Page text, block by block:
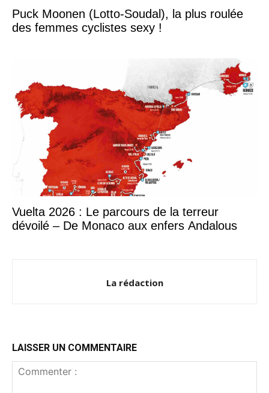
Puck Moonen (Lotto-Soudal), la plus roulée
des femmes cyclistes sexy !
Vuelta 2026 : Le parcours de la terreur
dévoilé – De Monaco aux enfers Andalous
La rédaction
LAISSER UN COMMENTAIRE